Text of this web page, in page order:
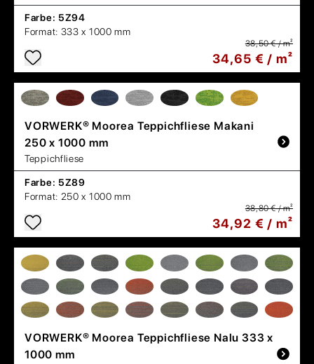
Farbe: 5Z94
Format: 333 x 1000 mm
38,50 € / m²
34,65 € / m²
VORWERK® Moorea Teppichfliese Makani
250 x 1000 mm
Teppichfliese
Farbe: 5Z89
Format: 250 x 1000 mm
38,80 € / m²
34,92 € / m²
VORWERK® Moorea Teppichfliese Nalu 333 x
1000 mm